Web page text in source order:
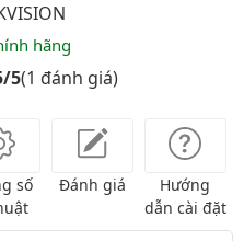
hãng
5(1 đánh giá)
số
Đánh giá
Hướng
dẫn cài đặt